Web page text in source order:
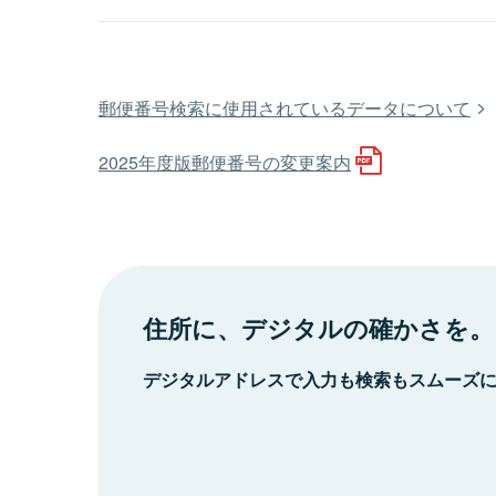
郵便番号検索に使用されているデータについて
2025年度版郵便番号の変更案内
住所に、デジタルの確かさを。
デジタルアドレスで入力も検索もスムーズ